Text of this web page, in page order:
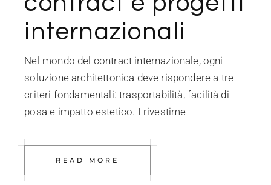
internazionali
Nel mondo del contract internazionale, ogni
soluzione architettonica deve rispondere a tre
criteri fondamentali: trasportabilità, facilità di
posa e impatto estetico. I rivestime
READ MORE